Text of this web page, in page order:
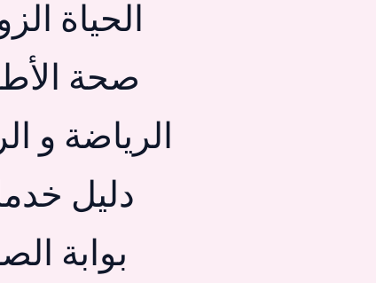
الحياة
صحة
الرياضة و
دليل
بوابة